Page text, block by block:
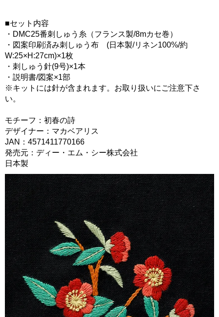
■セット内容
・DMC25番刺しゅう糸（フランス製/8mカセ巻）
・図案印刷済み刺しゅう布 (日本製/リネン100%/約
W:25×H:27cm)×1枚
・刺しゅう針(9号)×1本
・説明書/図案×1部
※キットには針が含まれます。お取り扱いにご注意下さ
い。
モチーフ：初春の詩
デザイナー：マカベアリス
JAN：4571411770166
発売元：ディー・エム・シー株式会社
日本製